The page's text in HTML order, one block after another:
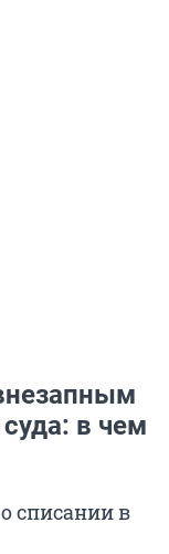
в чем
списании в